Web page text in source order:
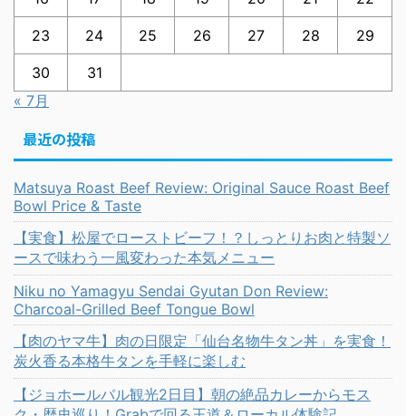
23 24 25 26 27 28 29
30
31
« 7月
最近の投稿
Matsuya Roast Beef Review: Original Sauce Roast Beef
Bowl Price & Taste
【実食】松屋でローストビーフ！？しっとりお肉と特製ソ
ースで味わう一風変わった本気メニュー
Niku no Yamagyu Sendai Gyutan Don Review:
Charcoal-Grilled Beef Tongue Bowl
【肉のヤマ牛】肉の日限定「仙台名物牛タン丼」を実食！
炭火香る本格牛タンを手軽に楽しむ
【ジョホールバル観光2日目】朝の絶品カレーからモス